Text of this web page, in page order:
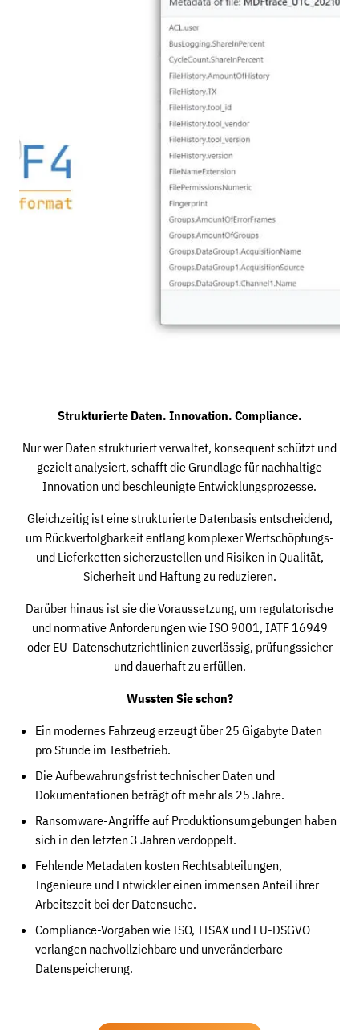
Strukturierte Daten. Innovation. Compliance.
Nur wer Daten strukturiert verwaltet, konsequent schützt und
gezielt analysiert, schafft die Grundlage für nachhaltige
Innovation und beschleunigte Entwicklungsprozesse.
Gleichzeitig ist eine strukturierte Datenbasis entscheidend,
um Rückverfolgbarkeit entlang komplexer Wertschöpfungs-
und Lieferketten sicherzustellen und Risiken in Qualität,
Sicherheit und Haftung zu reduzieren.
Darüber hinaus ist sie die Voraussetzung, um regulatorische
und normative Anforderungen wie ISO 9001, IATF 16949
oder EU-Datenschutzrichtlinien zuverlässig, prüfungssicher
und dauerhaft zu erfüllen.
Wussten Sie schon?
Ein modernes Fahrzeug erzeugt über 25 Gigabyte Daten
pro Stunde im Testbetrieb.
Die Aufbewahrungsfrist technischer Daten und
Dokumentationen beträgt oft mehr als 25 Jahre.
Ransomware-Angriffe auf Produktionsumgebungen haben
sich in den letzten 3 Jahren verdoppelt.
Fehlende Metadaten kosten Rechtsabteilungen,
Ingenieure und Entwickler einen immensen Anteil ihrer
Arbeitszeit bei der Datensuche.
Compliance-Vorgaben wie ISO, TISAX und EU-DSGVO
verlangen nachvollziehbare und unveränderbare
Datenspeicherung.